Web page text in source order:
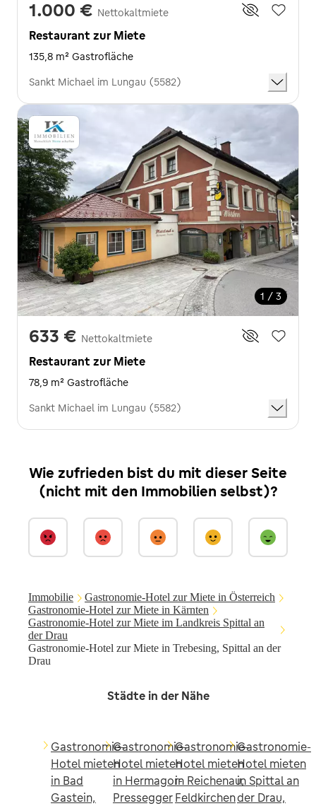
1.000 € Nettokaltmiete
Restaurant zur Miete
135,8 m² Gastrofläche
Sankt Michael im Lungau (5582)
1 / 3
633 € Nettokaltmiete
Restaurant zur Miete
78,9 m² Gastrofläche
Sankt Michael im Lungau (5582)
Wie zufrieden bist du mit dieser Seite
(nicht mit den Immobilien selbst)?
Immobilie
Gastronomie-Hotel zur Miete in Österreich
Gastronomie-Hotel zur Miete in Kärnten
Gastronomie-Hotel zur Miete im Landkreis Spittal an
der Drau
Gastronomie-Hotel zur Miete in Trebesing, Spittal an der
Drau
Städte in der Nähe
Gastronomie-
Hotel mieten
in Bad
Gastein,
Gastronomie-
Hotel mieten
in Hermagor-
Pressegger
Gastronomie-
Hotel mieten
in Reichenau,
Feldkirchen
Gastronomie-
Hotel mieten
in Spittal an
der Drau,